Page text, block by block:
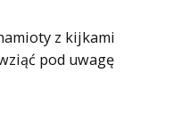
z kijkami
pod uwagę